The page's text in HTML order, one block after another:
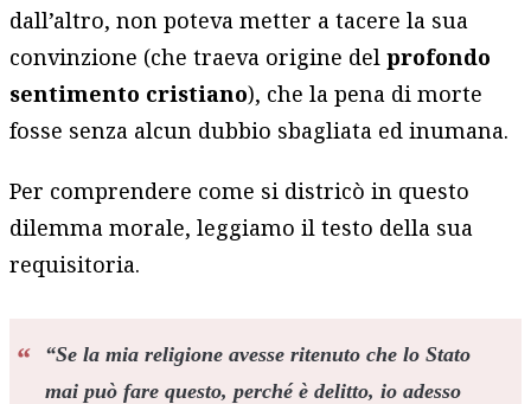
dall’altro, non poteva metter a tacere la sua
convinzione (che traeva origine delprofondo
sentimento cristiano), che la pena di morte
fosse senza alcun dubbio sbagliata ed inumana.
Per comprendere come si districò in questo
dilemma morale, leggiamo il testo della sua
requisitoria.
“Se la mia religione avesse ritenuto che lo Stato
mai può fare questo, perché è delitto, io adesso